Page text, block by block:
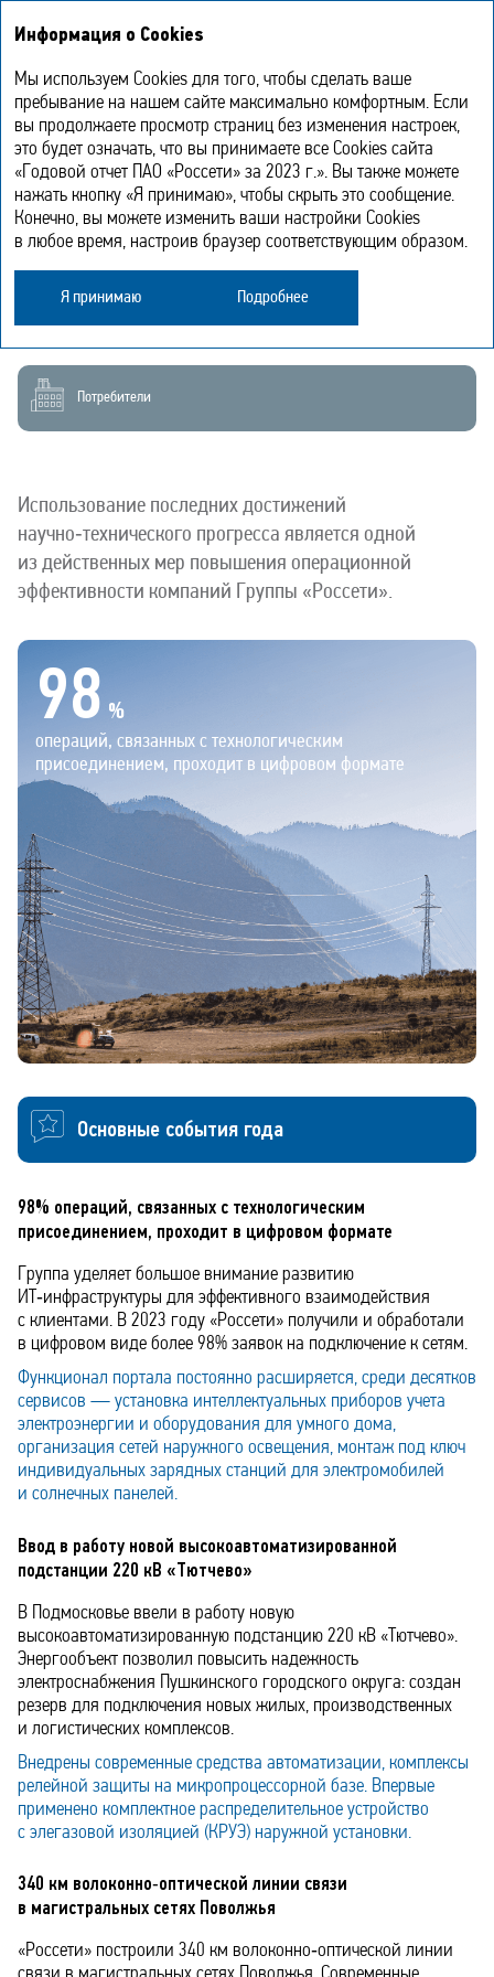
Инновационная деятельность
Содействие энергетической и экологической безопасности
Технологическое и инновационное развитие
Потребители
Использование последних достижений
научно‑технического прогресса является одной
из действенных мер повышения операционной
эффективности компаний Группы «Россети».
98 %
операций, связанных с технологическим
присоединением, проходит в цифровом формате
Основные события года
98% операций, связанных с технологическим
присоединением, проходит в цифровом формате
Группа уделяет большое внимание развитию
ИТ‑инфраструктуры для эффективного взаимодействия
с клиентами. В 2023 году «Россети» получили и обработали
в цифровом виде более 98% заявок на подключение к сетям.
Функционал портала постоянно расширяется, среди десятков
сервисов — установка интеллектуальных приборов учета
электроэнергии и оборудования для умного дома,
организация сетей наружного освещения, монтаж под ключ
индивидуальных зарядных станций для электромобилей
и солнечных панелей.
Ввод в работу новой высокоавтоматизированной
подстанции 220 кВ «Тютчево»
В Подмосковье ввели в работу новую
высокоавтоматизированную подстанцию 220 кВ «Тютчево».
Энергообъект позволил повысить надежность
электроснабжения Пушкинского городского округа: создан
резерв для подключения новых жилых, производственных
и логистических комплексов.
Внедрены современные средства автоматизации, комплексы
релейной защиты на микропроцессорной базе. Впервые
применено комплектное распределительное устройство
с элегазовой изоляцией (КРУЭ) наружной установки.
340 км волоконно‑оптической линии связи
в магистральных сетях Поволжья
«Россети» построили 340 км волоконно‑оптической линии
Информация о Cookies
Мы используем Cookies для того, чтобы сделать ваше
пребывание на нашем сайте максимально комфортным. Если
вы продолжаете просмотр страниц без изменения настроек,
это будет означать, что вы принимаете все Cookies сайта
«Годовой отчет ПАО «Россети» за 2023 г.». Вы также можете
нажать кнопку «Я принимаю», чтобы скрыть это сообщение.
Конечно, вы можете изменить ваши настройки Cookies
в любое время, настроив браузер соответствующим образом.
Я принимаю Подробнее